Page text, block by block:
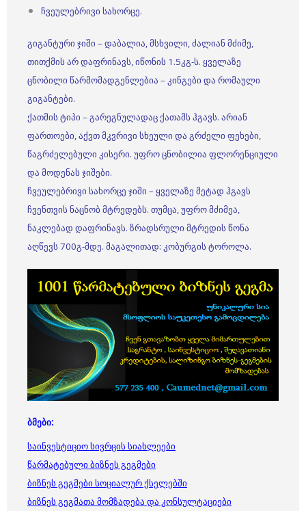
ჩვეულებრივი სახორცე.
გიგანტური ჯიში – დაბალია, მსხვილი, ძალიან მძიმე,
თითქმის არ დაფრინავს, იწონის 1.5კგ-ს. ყველაზე
ცნობილი წარმომადგენლებია – კინგები და რომაული
გიგანტები.
ქათმის ტიპი – გარეგნულადაც ქათამს ჰგავს. არიან
ფართოები, აქვთ მკვრივი სხეული და გრძელი ფეხები,
წაგრძელებული კისერი. უფრო ცნობილია ფლორენციული
და მოდენას ჯიშები.
ჩვეულებრივი სახორცე ჯიში – ყველაზე მეტად ჰგავს
ჩვენთვის ნაცნობ მტრედებს. თუმცა, უფრო მძიმეა,
ნაკლებად დაფრინავს. ზრადსრული მტრედის წონა
აღწევს 700გ-მდე. მაგალითად: კობურგის ტოროლა.
ბმები:
საინვესტიციო სივრცის სიახლეები
წარმატებული ბიზნეს გეგმები
ბიზნეს გეგმები სოციალურ ქსელებში
ბიზნეს გეგმათა მომზადება და კონსულტაციები